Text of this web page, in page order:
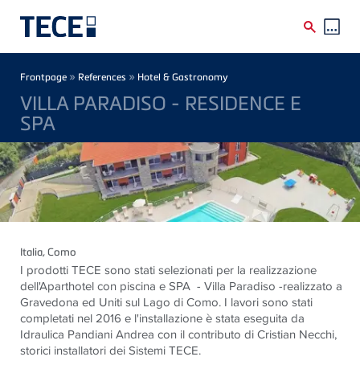
Breadcrumb
Frontpage » References » Hotel & Gastronomy
VILLA PARADISO - RESIDENCE E
SPA
Italia, Como
I prodotti TECE sono stati selezionati per la realizzazione
dell'Aparthotel con piscina e SPA - Villa Paradiso -realizzato a
Gravedona ed Uniti sul Lago di Como. I lavori sono stati
completati nel 2016 e l'installazione è stata eseguita da
Idraulica Pandiani Andrea con il contributo di Cristian Necchi,
storici installatori dei Sistemi TECE.